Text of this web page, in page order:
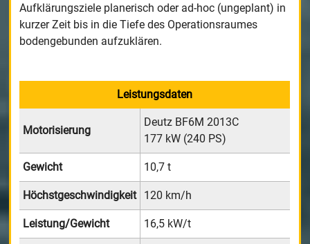
Aufklärungsziele planerisch oder ad-hoc (ungeplant) in
kurzer Zeit bis in die Tiefe des Operationsraumes
bodengebunden aufzuklären.
Leistungsdaten
Motorisierung
Deutz BF6M 2013C
177 kW (240 PS)
Gewicht 10,7 t
Höchstgeschwindigkeit 120 km/h
Leistung/Gewicht 16,5 kW/t